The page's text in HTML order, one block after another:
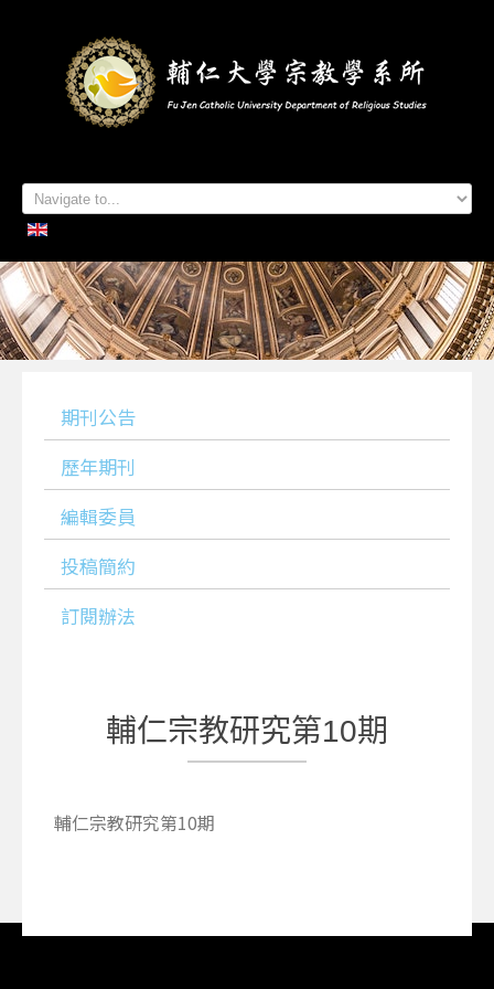
首頁
系所簡介
本系成員
學生專區
招生資訊
各項活動
研究及出版
系所友專區
聯絡我們
期刊公告
歷年期刊
編輯委員
投稿簡約
訂閱辦法
輔仁宗教研究第10期
輔仁宗教研究第10期